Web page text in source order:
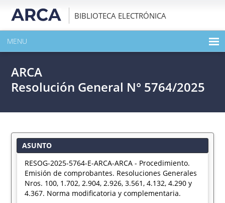
BIBLIOTECA ELECTRÓNICA
MENU
EXPANDIR TODO EL CONTENIDO DE LA PUBLICACIÓN
ARCA
Resolución General N° 5764/2025
ASUNTO
RESOG-2025-5764-E-ARCA-ARCA - Procedimiento.
Emisión de comprobantes. Resoluciones Generales
Nros. 100, 1.702, 2.904, 2.926, 3.561, 4.132, 4.290 y
4.367. Norma modificatoria y complementaria.